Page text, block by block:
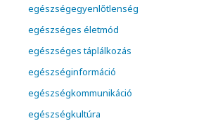
egészségegyenlőtlenség
egészséges életmód
egészséges táplálkozás
egészséginformáció
egészségkommunikáció
egészségkultúra